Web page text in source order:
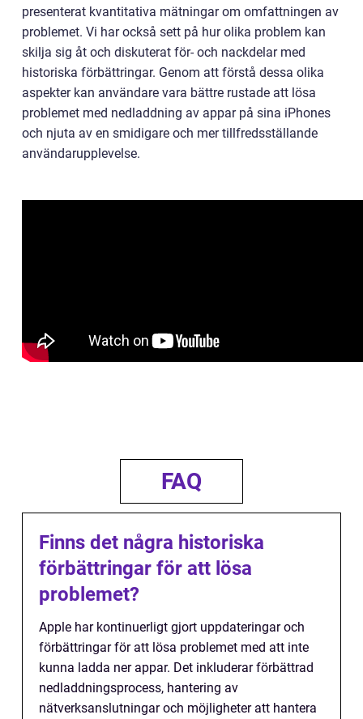
presenterat kvantitativa mätningar om omfattningen av
problemet. Vi har också sett på hur olika problem kan
skilja sig åt och diskuterat för- och nackdelar med
historiska förbättringar. Genom att förstå dessa olika
aspekter kan användare vara bättre rustade att lösa
problemet med nedladdning av appar på sina iPhones
och njuta av en smidigare och mer tillfredsställande
användarupplevelse.
FAQ
Finns det några historiska
förbättringar för att lösa
problemet?
Apple har kontinuerligt gjort uppdateringar och
förbättringar för att lösa problemet med att inte
kunna ladda ner appar. Det inkluderar förbättrad
nedladdningsprocess, hantering av
nätverksanslutningar och möjligheter att hantera